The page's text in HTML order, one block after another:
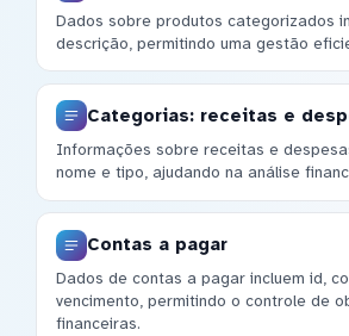
Dados sobre produtos categorizados
descrição, permitindo uma gestão
Categorias: receitas e
Informações sobre receitas e
nome e tipo, ajudando na análise
Contas a pagar
Dados de contas a pagar incluem id,
vencimento, permitindo o controle de
financeiras.